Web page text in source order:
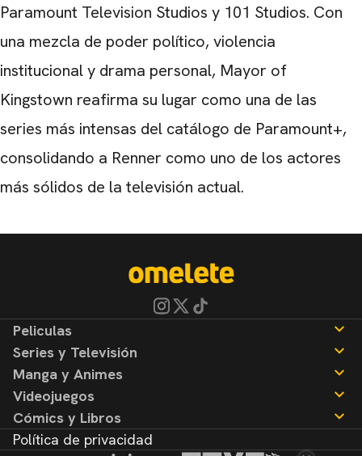
Paramount Television Studios y 101 Studios. Con
una mezcla de poder político, violencia
institucional y drama personal, Mayor of
Kingstown reafirma su lugar como una de las
series más intensas del catálogo de Paramount+,
consolidando a Renner como uno de los actores
más sólidos de la televisión actual.
Peliculas
Noticias
Reseñas
Series y Televisión
Noticias
Reseñas
Manga y Animes
Noticias
Reseñas
Videojuegos
Noticias
Reseñas
Cómics y Libros
Noticias
Política de privacidad